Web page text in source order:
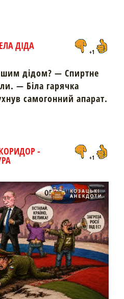
ДІДА
+1
дідом? — Спиртне
— Біла гарячка
самогонний апарат.
-
+1